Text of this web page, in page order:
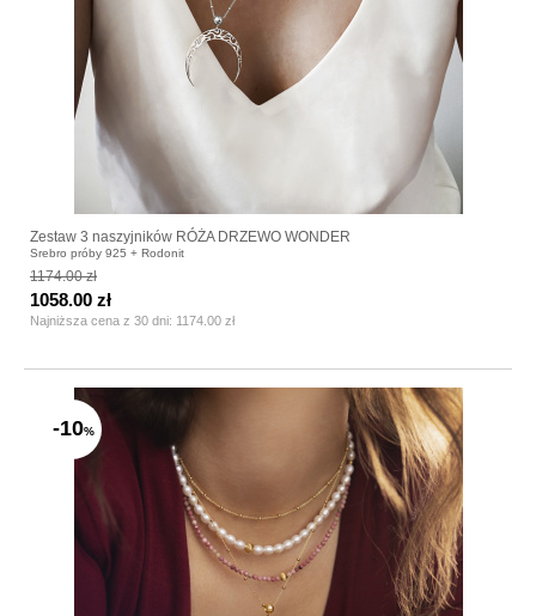
Zestaw 3 naszyjników RÓŻA DRZEWO WONDER
Srebro próby 925 + Rodonit
1174.00 zł
Najniższa cena z 30 dni: 1174.00 zł
1058.00 zł
-10%